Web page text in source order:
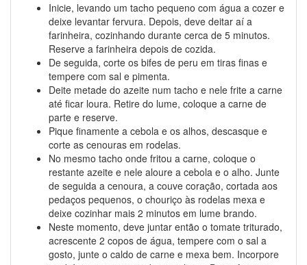
Inicie, levando um tacho pequeno com água a cozer e
deixe levantar fervura. Depois, deve deitar aí a
farinheira, cozinhando durante cerca de 5 minutos.
Reserve a farinheira depois de cozida.
De seguida, corte os bifes de peru em tiras finas e
tempere com sal e pimenta.
Deite metade do azeite num tacho e nele frite a carne
até ficar loura. Retire do lume, coloque a carne de
parte e reserve.
Pique finamente a cebola e os alhos, descasque e
corte as cenouras em rodelas.
No mesmo tacho onde fritou a carne, coloque o
restante azeite e nele aloure a cebola e o alho. Junte
de seguida a cenoura, a couve coração, cortada aos
pedaços pequenos, o chouriço às rodelas mexa e
deixe cozinhar mais 2 minutos em lume brando.
Neste momento, deve juntar então o tomate triturado,
acrescente 2 copos de água, tempere com o sal a
gosto, junte o caldo de carne e mexa bem. Incorpore